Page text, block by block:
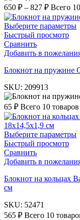
650 ₽ – 827 ₽ Всего
Выберите параметры
Быстрый просмотр
Сравнить
Добавить в
Блокнот на пружине
SKU: 209913
65 ₽ Всего 10 товаров
Выберите параметры
Быстрый просмотр
Сравнить
Добавить в
Блокнот на кольцах
см
SKU: 52471
565 ₽ Всего 10